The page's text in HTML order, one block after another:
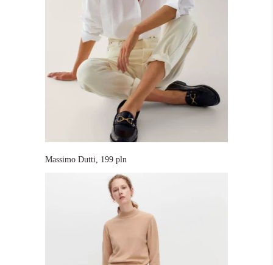
Massimo Dutti, 199 pln